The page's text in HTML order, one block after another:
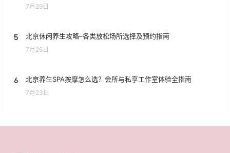
7月29日
5 北京休闲养生攻略–各类放松场所选择及预约指南
7月25日
6 北京养生SPA按摩怎么选？会所与私享工作室体验全指南
7月23日